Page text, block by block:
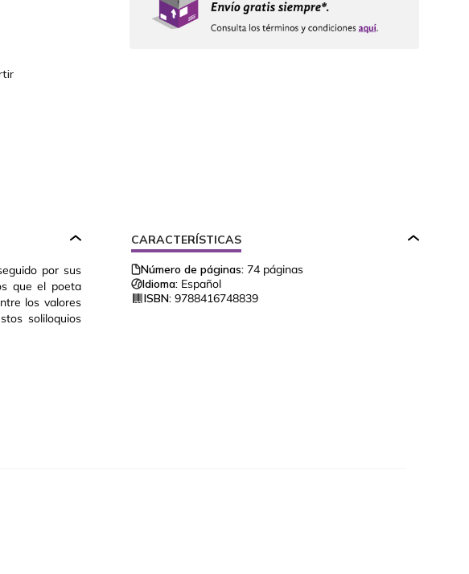
por sus
que el poeta
los valores
soliloquios
CARACTERÍSTICAS
Número de páginas: 74 páginas
Idioma: Español
ISBN: 9788416748839